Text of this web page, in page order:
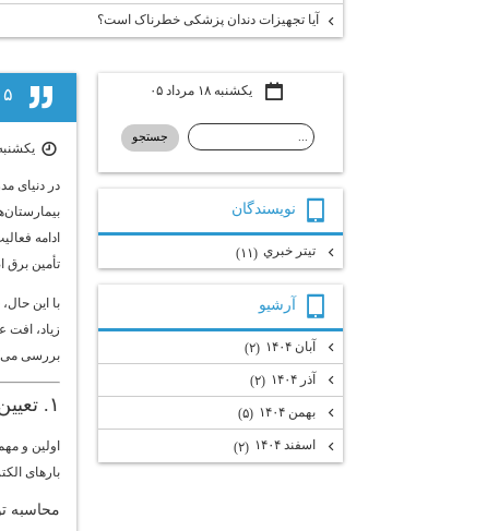
آیا تجهیزات دندان پزشکی خطرناک است؟
۵ نکته مهم که قبل از خرید دیزل ژنراتور باید بدانی
یکشنبه ۱۹ بهمن ۰۴ |
در دنیای
ادامه
تأمین برق
با این
زیاد، افت
بررسی
۱. تعیین توان خروجی مورد نیاز دیزل ژنراتور
اولین و
بارهای
محاسبه
یکشنبه ۱۸ مرداد ۰۵
نويسندگان
تيتر خبري (۱۱)
آرشيو
آبان ۱۴۰۴ (۲)
آذر ۱۴۰۴ (۲)
بهمن ۱۴۰۴ (۵)
اسفند ۱۴۰۴ (۲)